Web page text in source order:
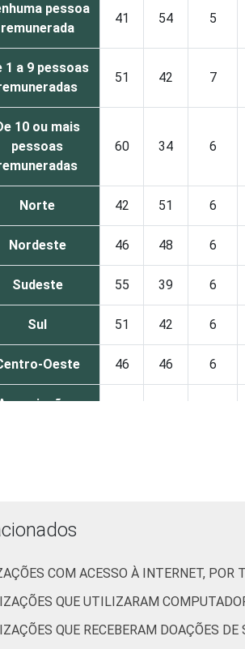
pessoa
remunerada
41 54 5
1 a 9 pessoas
51 42 7
10 ou mais
pessoas
60 34 6
Norte 42 51 6
Nordeste 46 48 6
Sudeste 55 39 6
Sul 51 42 6
Oeste 46 46 6
recreação
pesquisa
58 37 5
e defesa de
COM ACESSO À INTERNET,
QUE UTILIZARAM
QUE RECEBERAM DOAÇÕES